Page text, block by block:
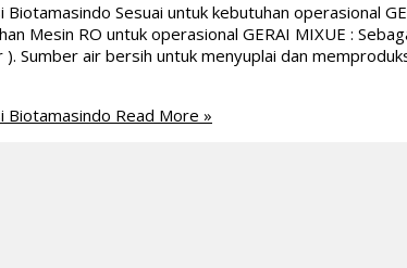
Sesuai untuk kebutuhan operasional
Mesin RO untuk operasional GERAI MIXUE :
Sumber air bersih untuk menyuplai dan
Biotamasindo Read More »